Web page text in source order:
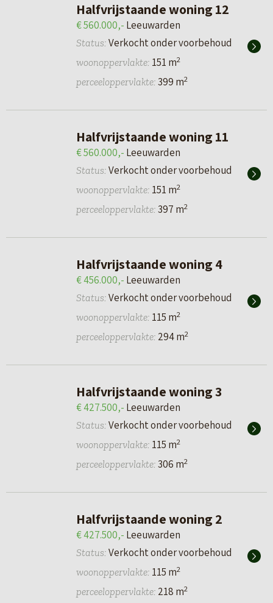
Halfvrijstaande woning 12
€ 560.000,- Leeuwarden
Status: Verkocht onder voorbehoud
woonoppervlakte: 151 m2
perceeloppervlakte: 399 m2
Halfvrijstaande woning 11
€ 560.000,- Leeuwarden
Status: Verkocht onder voorbehoud
woonoppervlakte: 151 m2
perceeloppervlakte: 397 m2
Halfvrijstaande woning 4
€ 456.000,- Leeuwarden
Status: Verkocht onder voorbehoud
woonoppervlakte: 115 m2
perceeloppervlakte: 294 m2
Halfvrijstaande woning 3
€ 427.500,- Leeuwarden
Status: Verkocht onder voorbehoud
woonoppervlakte: 115 m2
perceeloppervlakte: 306 m2
Halfvrijstaande woning 2
€ 427.500,- Leeuwarden
Status: Verkocht onder voorbehoud
woonoppervlakte: 115 m2
perceeloppervlakte: 218 m2